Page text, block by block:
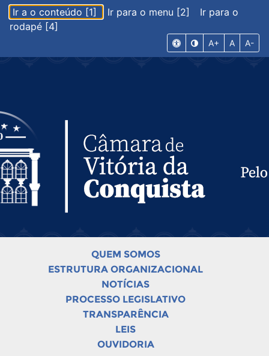
Ir a o conteúdo [1] Ir para o menu [2]
Ir para o
rodapé [4]
A+ A A-
QUEM SOMOS
ESTRUTURA ORGANIZACIONAL
NOTÍCIAS
PROCESSO LEGISLATIVO
TRANSPARÊNCIA
LEIS
OUVIDORIA